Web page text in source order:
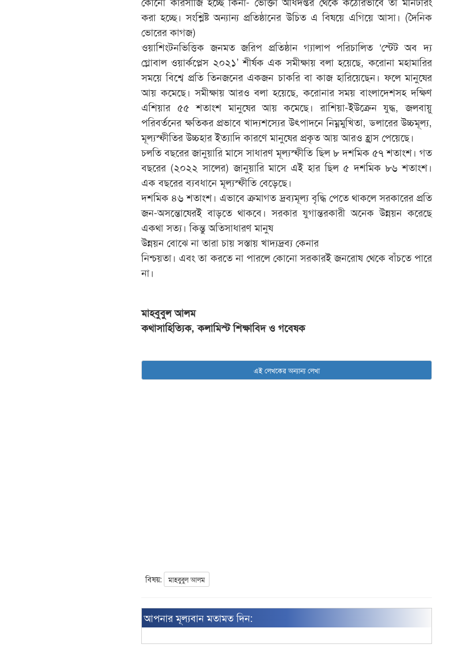
করা হচ্ছে। সংশ্লিষ্ট অন্যান্য প্রতিষ্ঠানের উচিত এ বিষয়ে এগিয়ে আসা। (দৈনিক
ভোরের কাগজ)
ওয়াশিংটনভিত্তিক জনমত জরিপ প্রতিষ্ঠান গ্যালাপ পরিচালিত ‘স্টেট অব দ্য
গ্লোবাল ওয়ার্কপ্লেস ২০২১’ শীর্ষক এক সমীক্ষায় বলা হয়েছে, করোনা মহামারির
সময়ে বিশ্বে প্রতি তিনজনের একজন চাকরি বা কাজ হারিয়েছেন। ফলে মানুষের
আয় কমেছে। সমীক্ষায় আরও বলা হয়েছে, করোনার সময় বাংলাদেশসহ দক্ষিণ
এশিয়ার ৫৫ শতাংশ মানুষের আয় কমেছে। রাশিয়া-ইউক্রেন যুদ্ধ, জলবায়ু
পরিবর্তনের ক্ষতিকর প্রভাবে খাদ্যশস্যের উৎপাদনে নিম্নমুখিতা, ডলারের উচ্চমূল্য,
মূল্যস্ফীতির উচ্চহার ইত্যাদি কারণে মানুষের প্রকৃত আয় আরও হ্রাস পেয়েছে।
চলতি বছরের জানুয়ারি মাসে সাধারণ মূল্যস্ফীতি ছিল ৮ দশমিক ৫৭ শতাংশ। গত
বছরের (২০২২ সালের) জানুয়ারি মাসে এই হার ছিল ৫ দশমিক ৮৬ শতাংশ।
এক বছরের ব্যবধানে মূল্যস্ফীতি বেড়েছে।
দশমিক ৪৬ শতাংশ। এভাবে ক্রমাগত দ্রব্যমূল্য বৃদ্ধি পেতে থাকলে সরকারের প্রতি
জন-অসন্তোষেরই বাড়তে থাকবে। সরকার যুগান্তরকারী অনেক উন্নয়ন করেছে
একথা সত্য। কিন্তু অতিসাধারণ মানুষ
উন্নয়ন বোঝে না তারা চায় সস্তায় খাদ্যদ্রব্য কেনার
নিশ্চয়তা। এবং তা করতে না পারলে কোনো সরকারই জনরোষ থেকে বাঁচতে পারে
না।
মাহবুবুল আলম
কথাসাহিত্যিক, কলামিস্ট শিক্ষাবিদ ও গবেষক
এই লেখকের অন্যান্য লেখা
বিষয়: মাহবুবুল আলম
আপনার মূল্যবান মতামত দিন: